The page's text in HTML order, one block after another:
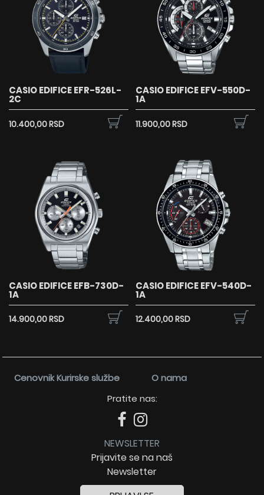
CASIO EDIFICE EFR-526L-
2C
10.400,00 RSD
CASIO EDIFICE EFV-550D-
1A
11.900,00 RSD
CASIO EDIFICE EFB-730D-
1A
14.900,00 RSD
CASIO EDIFICE EFV-540D-
1A
12.400,00 RSD
Cenovnik Kurirske službe
O nama
Pratite nas:
NEWSLETTER
Prijavite se na naš
Newsletter